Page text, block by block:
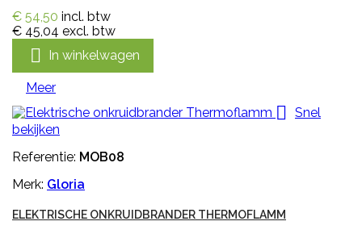
€ 54,50 incl. btw
€ 45,04 excl. btw
 In winkelwagen
Meer

Snel
bekijken
Referentie: MOB08
Merk: Gloria
ELEKTRISCHE ONKRUIDBRANDER THERMOFLAMM